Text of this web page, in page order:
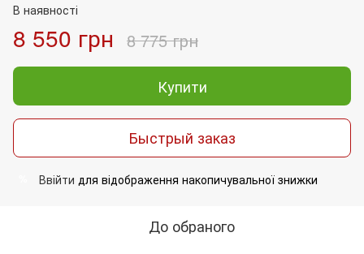
В наявності
8 550 грн 8 775 грн
Купити
Быстрый заказ
Ввійти для відображення накопичувальної знижки
До обраного